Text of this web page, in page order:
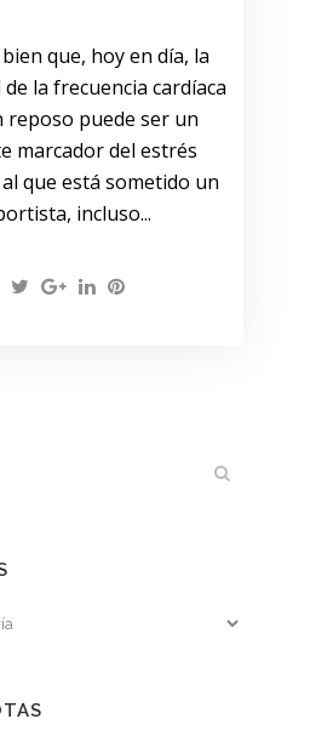
que, hoy en día, la
la frecuencia cardíaca
reposo puede ser un
marcador del estrés
que está sometido un
incluso...